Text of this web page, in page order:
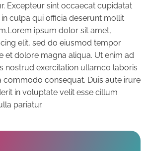
Excepteur sint occaecat cupidatat
culpa qui officia deserunt mollit
ipsum dolor sit amet,
elit, sed do eiusmod tempor
et dolore magna aliqua. Ut enim ad
nostrud exercitation ullamco laboris
commodo consequat. Duis aute irure
in voluptate velit esse cillum
pariatur.